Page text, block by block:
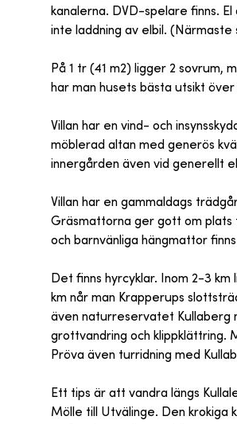
kanalerna. DVD-spelare finns.
inte laddning av elbil.
På 1 tr (41 m2) ligger 2 sovrum,
har man husets bästa utsikt
Villan har en vind- och
möblerad altan med generös
innergården även vid generellt
Villan har en gammaldags
Gräsmattorna ger gott om plats
och barnvänliga hängmattor
Det finns hyrcyklar. Inom 2-3 km
km når man Krapperups
även naturreservatet Kullaberg
grottvandring och klippklättring.
Pröva även turridning med
Ett tips är att vandra längs
Mölle till Utvälinge. Den krokiga